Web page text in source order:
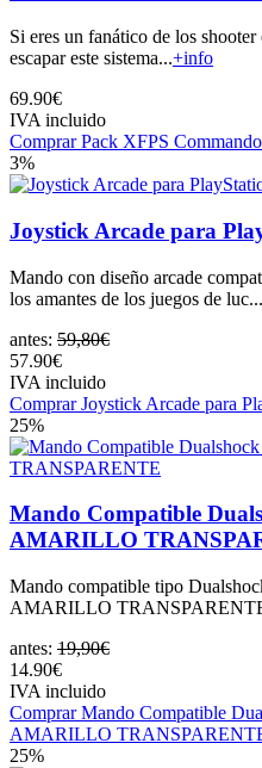
Si eres un fanático de los
escapar este sistema...+info
69.90€
IVA incluido
Comprar Pack XFPS
3%
Joystick Arcade para
Mando con diseño arcade
los amantes de los juegos de luc...
antes: 59,80€
57.90€
IVA incluido
Comprar Joystick Arcade para
25%
Mando Compatible
AMARILLO
Mando compatible tipo
AMARILLO
antes: 19,90€
14.90€
IVA incluido
Comprar Mando Compatible
AMARILLO
25%